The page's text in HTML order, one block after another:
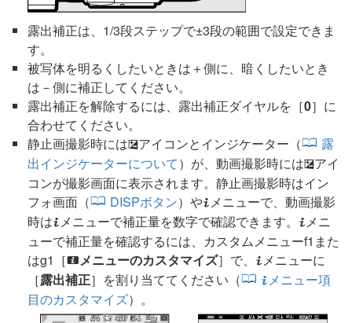
露出補正は、1/3段ステップで±3段の範囲で設定できま
す。
被写体を明るくしたいときは＋側に、暗くしたいとき
は－側に補正してください。
露出補正を解除するには、露出補正ダイヤルを［0］に
合わせてください。
静止画撮影時にはE アイコンとインジケーター（
露
出インジケーターについて）が、動画撮影時にはE アイ
コンが撮影画面に表示されます。静止画撮影時はイン
フォ画面（
DISPボタン）やi メニューで、動画撮影
時はi メニューで補正量を数字で確認できます。 i メニ
ューで補正量を確認するには、カスタムメニューf1また
はg1［iメニューのカスタマイズ］で、 i メニューに
［露出補正］を割り当ててください（ i メニュー項
目のカスタマイズ）。